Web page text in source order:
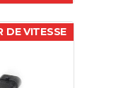
DE VITESSE